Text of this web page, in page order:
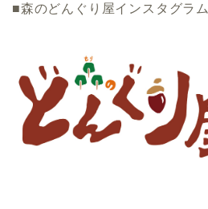
■森のどんぐり屋インスタグラム